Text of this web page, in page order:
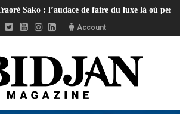
Sako : l’audace de faire du luxe là où
Account